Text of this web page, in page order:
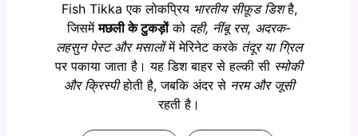
Fish Tikka एक लोकप्रिय भारतीय सीफ़ूड डिशहै,
जिसमेंमछली के टुकड़ोंको दही, नींबू रस, अदरक-
लहसुन पेस्ट और मसालोंमें मेरिनेट करके तंदूर या ग्रिल
पर पकाया जाता है। यह डिश बाहर से हल्की सी स्मोकी
और क्रिस्पीहोती है, जबकि अंदर से नरम और जूसी
रहती है।